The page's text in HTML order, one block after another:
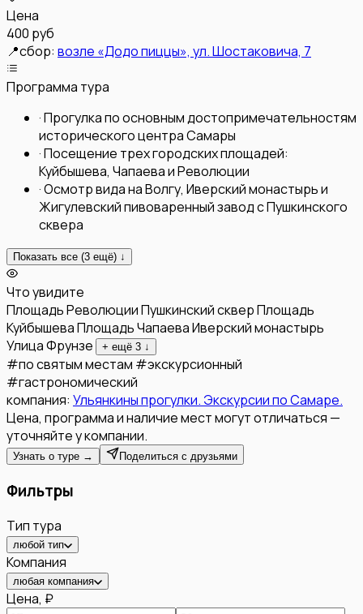
Цена
400 руб
📍сбор: возле «Додо пиццы», ул. Шостаковича, 7
Программа тура
·Прогулка по основным достопримечательностям
исторического центра Самары
·Посещение трех городских площадей:
Куйбышева, Чапаева и Революции
·Осмотр вида на Волгу, Иверский монастырь и
Жигулевский пивоваренный завод с Пушкинского
сквера
Показать все (3 ещё) ↓
Что увидите
Площадь РеволюцииПушкинский скверПлощадь
КуйбышеваПлощадь ЧапаеваИверский монастырь
Улица Фрунзе
+ ещё 3 ↓
#по святым местам #экскурсионный
#гастрономический
компания: Ульянкины прогулки. Экскурсии по Самаре.
Цена, программа и наличие мест могут отличаться —
уточняйте у компании.
Узнать о туре → Поделиться с друзьями
Фильтры
Тип тура
любой тип
Компания
любая компания
Цена, ₽